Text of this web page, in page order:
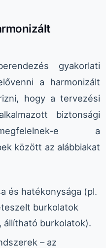
gyakorlati
a harmonizált
hogy a tervezési
biztonsági
e a
között az alábbiakat
és hatékonysága (pl.
burkolatok
burkolatok).
– az